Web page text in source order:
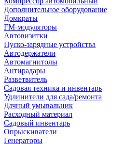
Дополнительное оборудование
Домкраты
FM-модуляторы
Автовизитки
Пуско-зарядные устройства
Автодержатели
Автомагнитолы
Антирадары
Разветвитель
Садовая техника и инвентарь
Удлинители для сада/ремонта
Дачный умывальник
Расходный материал
Садовый инвентарь
Опрыскиватели
Генераторы